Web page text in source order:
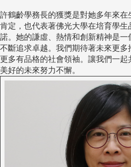
許鶴齡學務長的獲獎是對她多年來
肯定，也代表著佛光大學在培育學
諾。她的謙虛、熱情和創新精神是
不斷追求卓越。我們期待著未來更
更多有品格的社會領袖。讓我們一
美好的未來努力不懈。